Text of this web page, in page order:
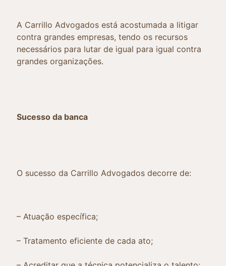
A Carrillo Advogados está acostumada a litigar
contra grandes empresas, tendo os recursos
necessários para lutar de igual para igual contra
grandes organizações.
Sucesso da banca
O sucesso da Carrillo Advogados decorre de:
– Atuação específica;
– Tratamento eficiente de cada ato;